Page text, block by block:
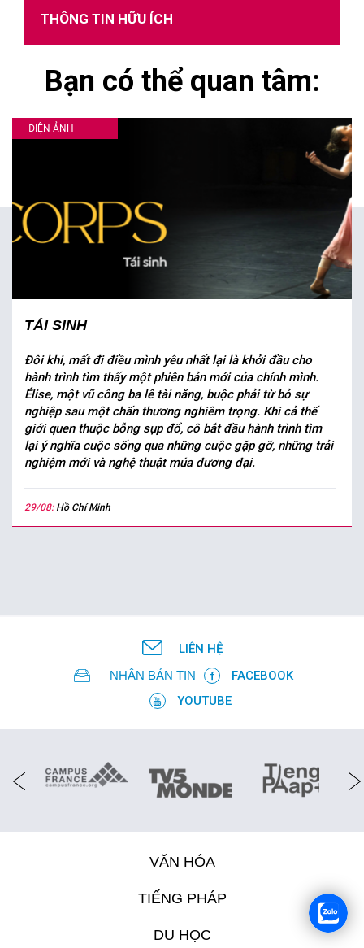
THÔNG TIN HỮU ÍCH
Bạn có thể quan tâm:
ĐIỆN ẢNH
TÁI SINH
Đôi khi, mất đi điều mình yêu nhất lại là khởi đầu cho
hành trình tìm thấy một phiên bản mới của chính mình.
Élise, một vũ công ba lê tài năng, buộc phải từ bỏ sự
nghiệp sau một chấn thương nghiêm trọng. Khi cả thế
giới quen thuộc bỗng sụp đổ, cô bắt đầu hành trình tìm
lại ý nghĩa cuộc sống qua những cuộc gặp gỡ, những trải
nghiệm mới và nghệ thuật múa đương đại.
29/08: Hồ Chí Minh
LIÊN HỆ
NHẬN BẢN TIN
FACEBOOK
YOUTUBE
VĂN HÓA
TIẾNG PHÁP
DU HỌC